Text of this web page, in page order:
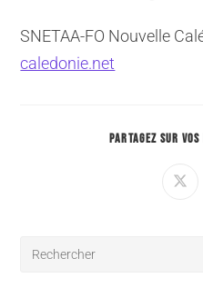
SNETAA-FO Nouvelle
caledonie.net
PARTAGEZ SUR